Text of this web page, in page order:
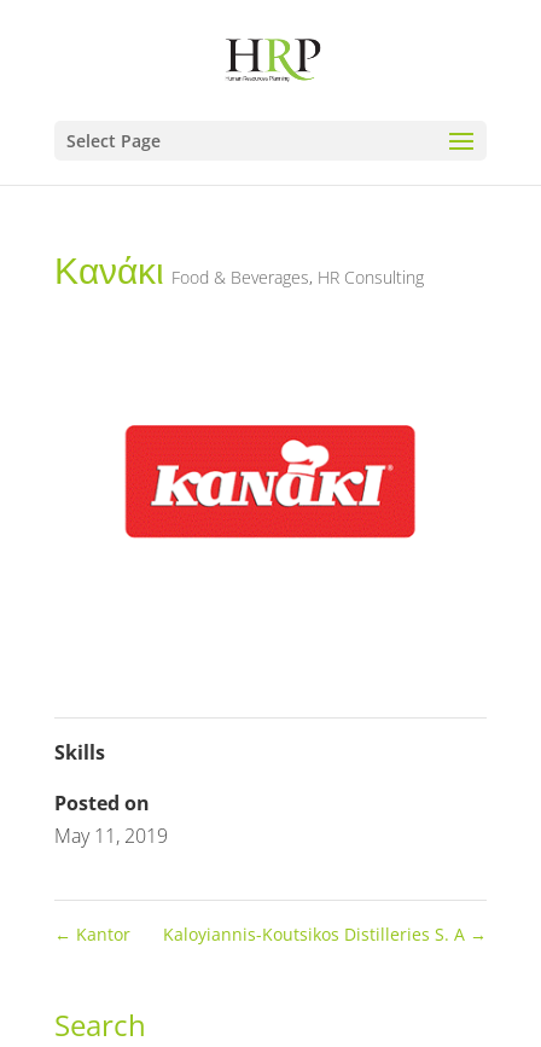
Select Page
Κανάκι Food & Beverages, HR Consulting
Skills
Posted on
May 11, 2019
← Kantor Kaloyiannis-Koutsikos Distilleries S. A →
Search